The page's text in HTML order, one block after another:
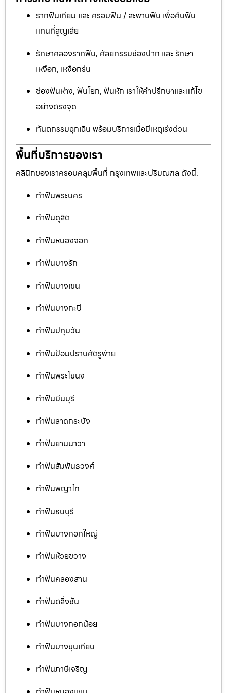
รากฟันเทียม และ ครอบฟัน / สะพานฟัน เพื่อคืนฟัน
แทนที่สูญเสีย
รักษาคลองรากฟัน, ศัลยกรรมช่องปาก และ รักษา
เหงือก, เหงือกร่น
ช่องฟันห่าง, ฟันโยก, ฟันหัก เราให้คำปรึกษาและแก้ไข
อย่างตรงจุด
ทันตกรรมฉุกเฉิน พร้อมบริการเมื่อมีเหตุเร่งด่วน
พื้นที่บริการของเรา
คลินิกของเราครอบคลุมพื้นที่ กรุงเทพและปริมณฑล ดังนี้:
ทำฟันพระนคร
ทำฟันดุสิต
ทำฟันหนองจอก
ทำฟันบางรัก
ทำฟันบางเขน
ทำฟันบางกะปิ
ทำฟันปทุมวัน
ทำฟันป้อมปราบศัตรูพ่าย
ทำฟันพระโขนง
ทำฟันมีนบุรี
ทำฟันลาดกระบัง
ทำฟันยานนาวา
ทำฟันสัมพันธวงศ์
ทำฟันพญาไท
ทำฟันธนบุรี
ทำฟันบางกอกใหญ่
ทำฟันห้วยขวาง
ทำฟันคลองสาน
ทำฟันตลิ่งชัน
ทำฟันบางกอกน้อย
ทำฟันบางขุนเทียน
ทำฟันภาษีเจริญ